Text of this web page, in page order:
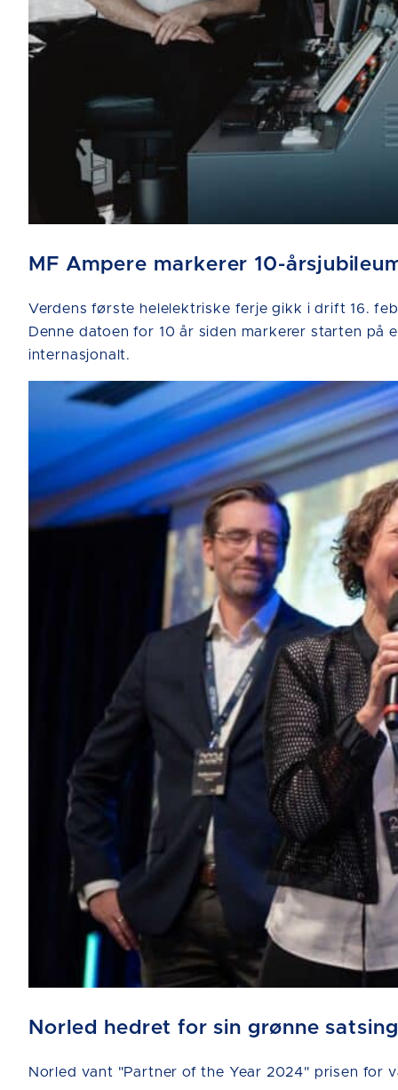
MF Ampere markerer 10-
Verdens første helelektriske ferje gikk i drift 16.
Denne datoen for 10 år siden markerer starten
internasjonalt.
Norled hedret for sin grønne satsing
Norled vant "Partner of the Year 2024" prisen for